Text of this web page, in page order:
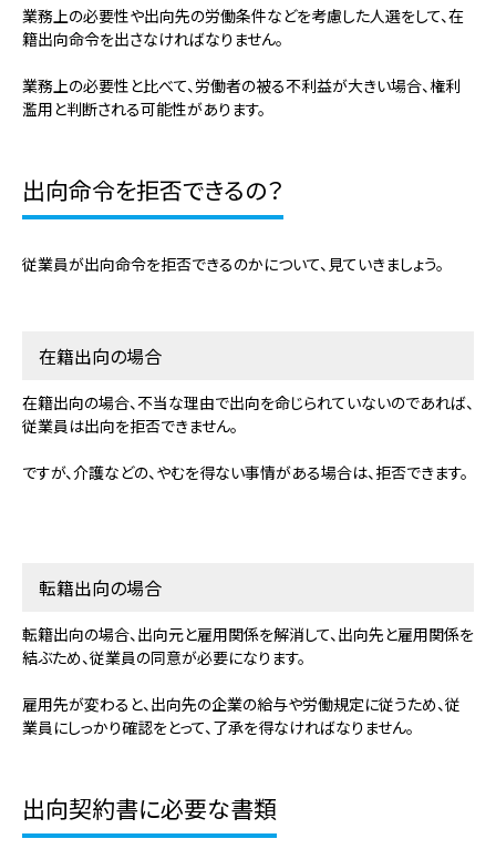
業務上の必要性や出向先の労働条件などを考慮した人選をして、在
籍出向命令を出さなければなりません。
業務上の必要性と比べて、労働者の被る不利益が大きい場合、権利
濫用と判断される可能性があります。
出向命令を拒否できるの？
従業員が出向命令を拒否できるのかについて、見ていきましょう。
在籍出向の場合
在籍出向の場合、不当な理由で出向を命じられていないのであれば、
従業員は出向を拒否できません。
ですが、介護などの、やむを得ない事情がある場合は、拒否できます。
転籍出向の場合
転籍出向の場合、出向元と雇用関係を解消して、出向先と雇用関係を
結ぶため、従業員の同意が必要になります。
雇用先が変わると、出向先の企業の給与や労働規定に従うため、従
業員にしっかり確認をとって、了承を得なければなりません。
出向契約書に必要な書類